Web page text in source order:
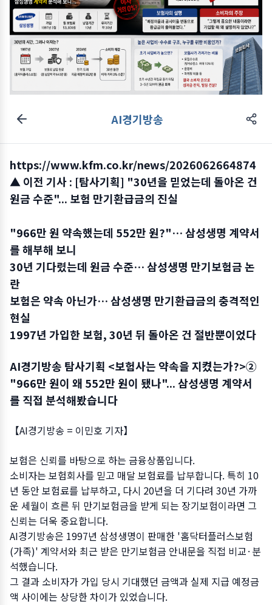
AI경기방송
https://www.kfm.co.kr/news/2026062664874
▲ 이전 기사 : [탐사기획] "30년을 믿었는데 돌아온 건
원금 수준"... 보험 만기환급금의 진실
"966만 원 약속했는데 552만 원?"… 삼성생명 계약서
를 해부해 보니
30년 기다렸는데 원금 수준… 삼성생명 만기보험금 논
란
보험은 약속 아닌가… 삼성생명 만기환급금의 충격적인
현실
1997년 가입한 보험, 30년 뒤 돌아온 건 절반뿐이었다
AI경기방송 탐사기획 <보험사는 약속을 지켰는가?>②
"966만 원이 왜 552만 원이 됐나"... 삼성생명 계약서
를 직접 분석해봤습니다
【AI경기방송 = 이민호 기자】
보험은 신뢰를 바탕으로 하는 금융상품입니다.
소비자는 보험회사를 믿고 매달 보험료를 납부합니다. 특히 10
년 동안 보험료를 납부하고, 다시 20년을 더 기다려 30년 가까
운 세월이 흐른 뒤 만기보험금을 받게 되는 장기보험이라면 그
신뢰는 더욱 중요합니다.
AI경기방송은 1997년 삼성생명이 판매한 '홈닥터플러스보험
(가족)' 계약서와 최근 받은 만기보험금 안내문을 직접 비교·분
석했습니다.
그 결과 소비자가 가입 당시 기대했던 금액과 실제 지급 예정금
액 사이에는 상당한 차이가 있었습니다.